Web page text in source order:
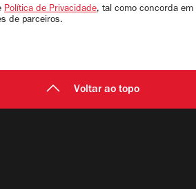
Política de Privacidade, tal como concorda em
de parceiros.
Voltar ao topo